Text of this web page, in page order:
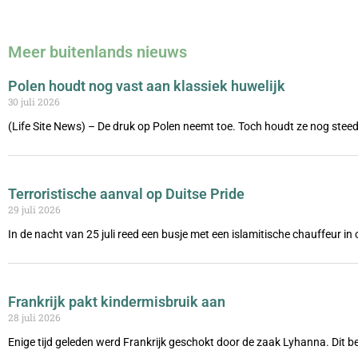
Meer buitenlands nieuws
Polen houdt nog vast aan klassiek huwelijk
30 juli 2026
(Life Site News) – De druk op Polen neemt toe. Toch houdt ze nog
Terroristische aanval op Duitse Pride
29 juli 2026
In de nacht van 25 juli reed een busje met een islamitische chauffeur
Frankrijk pakt kindermisbruik aan
28 juli 2026
Enige tijd geleden werd Frankrijk geschokt door de zaak Lyhanna. Dit